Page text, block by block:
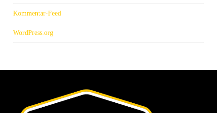
Kommentar-Feed
WordPress.org